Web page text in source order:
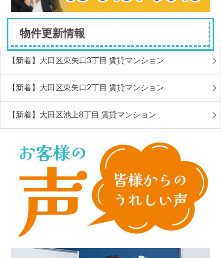
物件更新情報
【新着】大田区東矢口3丁目 賃貸マンション
【新着】大田区東矢口2丁目 賃貸マンション
【新着】大田区池上8丁目 賃貸マンション